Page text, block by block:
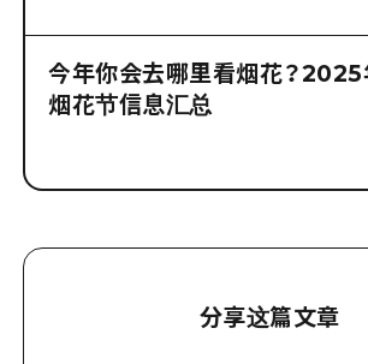
今年你会去哪里看烟花？2025
烟花节信息汇总
分享这篇文章